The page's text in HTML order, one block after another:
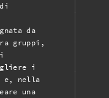
da
gruppi,
i
e, nella
una